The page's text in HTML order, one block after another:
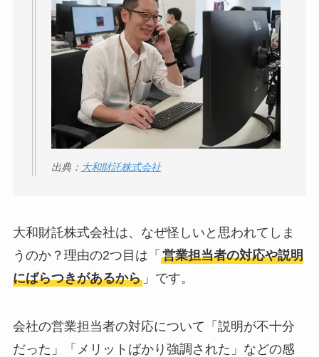
出典： 大和財託株式会社
大和財託株式会社は、なぜ怪しいと思われてしま
うのか？理由の2つ目は「 営業担当者の対応や説明
にばらつきがあるから」です。
会社の営業担当者の対応について「説明が不十分
だった」「メリットばかり強調された」などの感